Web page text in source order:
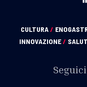
CULTURA/
INNOVAZIONE/